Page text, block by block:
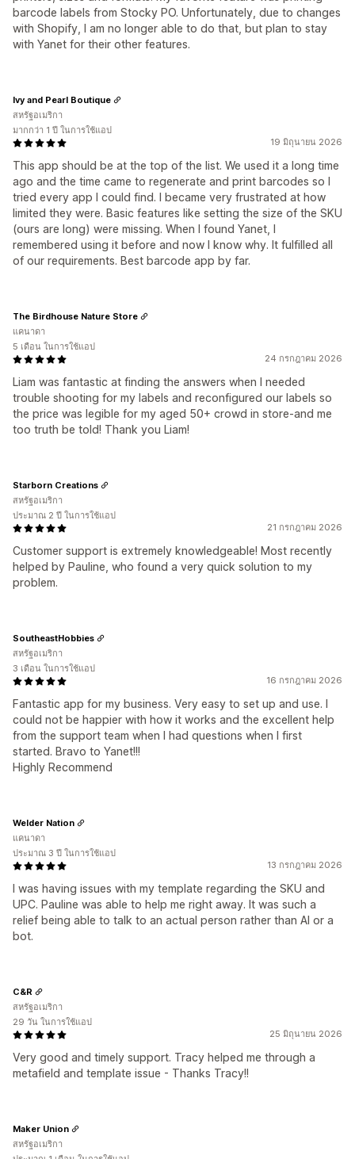
barcode labels from Stocky PO. Unfortunately, due to changes
with Shopify, I am no longer able to do that, but plan to stay
with Yanet for their other features.
19 มิถุนายน 2026
This app should be at the top of the list. We used it a long time
ago and the time came to regenerate and print barcodes so I
tried every app I could find. I became very frustrated at how
limited they were. Basic features like setting the size of the SKU
(ours are long) were missing. When I found Yanet, I
remembered using it before and now I know why. It fulfilled all
of our requirements. Best barcode app by far.
Ivy and Pearl Boutique
สหรัฐอเมริกา
มากกว่า 1 ปี ในการใช้แอป
24 กรกฎาคม 2026
Liam was fantastic at finding the answers when I needed
trouble shooting for my labels and reconfigured our labels so
the price was legible for my aged 50+ crowd in store-and me
too truth be told! Thank you Liam!
The Birdhouse Nature Store
แคนาดา
5 เดือน ในการใช้แอป
21 กรกฎาคม 2026
Customer support is extremely knowledgeable! Most recently
helped by Pauline, who found a very quick solution to my
problem.
Starborn Creations
สหรัฐอเมริกา
ประมาณ 2 ปี ในการใช้แอป
16 กรกฎาคม 2026
Fantastic app for my business. Very easy to set up and use. I
could not be happier with how it works and the excellent help
from the support team when I had questions when I first
started. Bravo to Yanet!!!
Highly Recommend
SoutheastHobbies
สหรัฐอเมริกา
3 เดือน ในการใช้แอป
13 กรกฎาคม 2026
I was having issues with my template regarding the SKU and
UPC. Pauline was able to help me right away. It was such a
relief being able to talk to an actual person rather than AI or a
bot.
Welder Nation
แคนาดา
ประมาณ 3 ปี ในการใช้แอป
25 มิถุนายน 2026
Very good and timely support. Tracy helped me through a
metafield and template issue - Thanks Tracy!!
C&R
สหรัฐอเมริกา
29 วัน ในการใช้แอป
Maker Union
สหรัฐอเมริกา